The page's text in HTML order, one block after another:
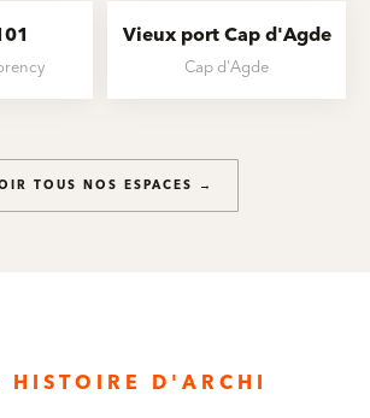
Vieux port Cap d'Agde
Cap d'Agde
TOUS NOS ESPACES →
HISTOIRE D'ARCHI